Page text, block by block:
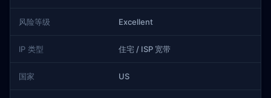
风险等级 Excellent
IP 类型 住宅 / ISP 宽带
国家 US